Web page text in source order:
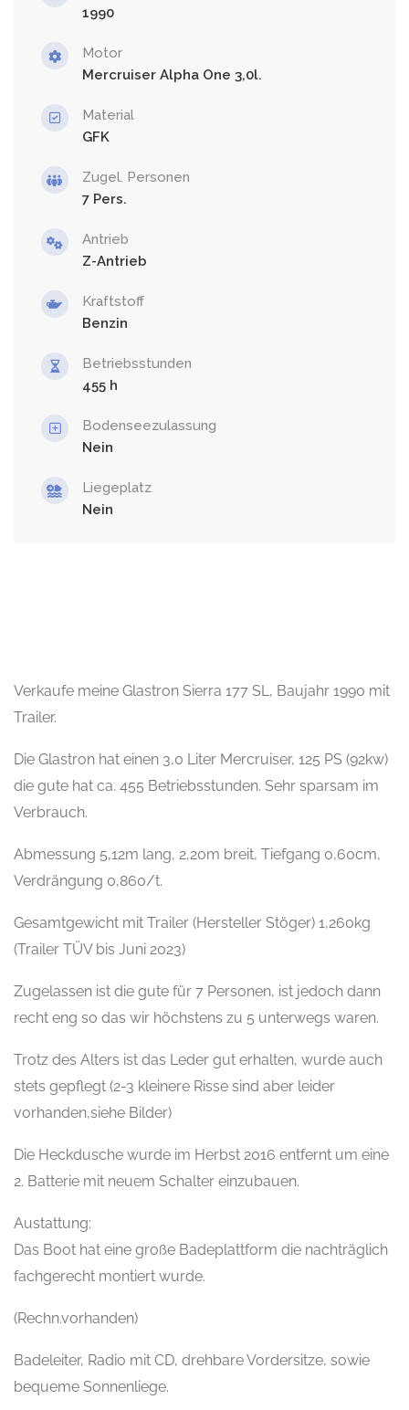
1990
Motor
Mercruiser Alpha One 3,0l.
Material
GFK
Zugel. Personen
7
Antrieb
Z-Antrieb
Kraftstoff
Benzin
Betriebsstunden
455
Bodenseezulassung
Nein
Liegeplatz
Nein
Verkaufe meine Glastron Sierra 177 SL, Baujahr 1990 mit
Trailer.
Die Glastron hat einen 3,0 Liter Mercruiser, 125 PS (92kw)
die gute hat ca. 455 Betriebsstunden. Sehr sparsam im
Verbrauch.
Abmessung 5,12m lang, 2,20m breit, Tiefgang 0,60cm,
Verdrängung 0,860/t.
Gesamtgewicht mit Trailer (Hersteller Stöger) 1,260kg
(Trailer TÜV bis Juni 2023)
Zugelassen ist die gute für 7 Personen, ist jedoch dann
recht eng so das wir höchstens zu 5 unterwegs waren.
Trotz des Alters ist das Leder gut erhalten, wurde auch
stets gepflegt (2-3 kleinere Risse sind aber leider
vorhanden,siehe Bilder)
Die Heckdusche wurde im Herbst 2016 entfernt um eine
2. Batterie mit neuem Schalter einzubauen.
Austattung:
Das Boot hat eine große Badeplattform die nachträglich
fachgerecht montiert wurde.
(Rechn.vorhanden)
Badeleiter, Radio mit CD, drehbare Vordersitze, sowie
bequeme Sonnenliege.